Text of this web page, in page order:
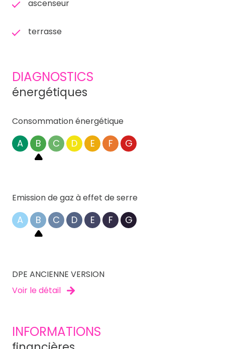
ascenseur
terrasse
DIAGNOSTICS
énergétiques
Consommation énergétique
A B C D E F G
Emission de gaz à effet de serre
A B C D E F G
DPE ANCIENNE VERSION
Voir le détail
INFORMATIONS